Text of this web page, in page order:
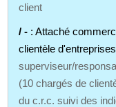
client
/ - : Attaché
clientèle d'entreprises
superviseur/
(10 chargés de
du c.r.c. suivi des